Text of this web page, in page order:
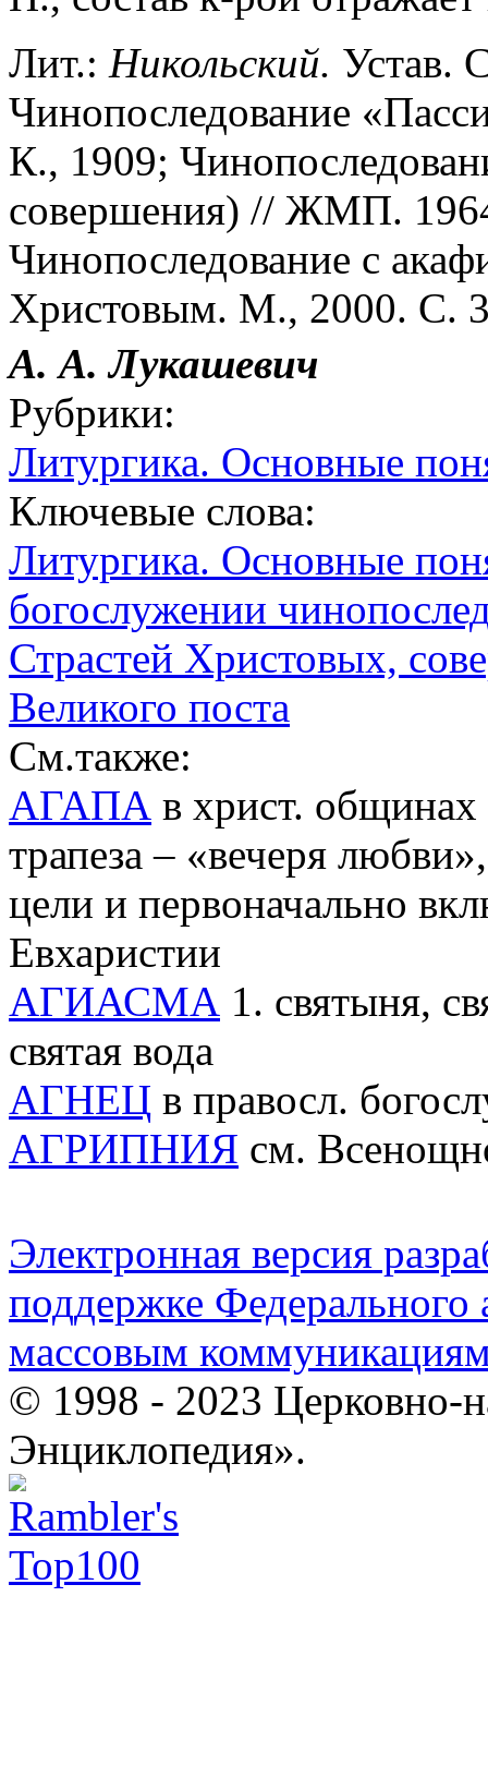
Лит.: Никольский. Устав.
Чинопоследование
К., 1909;
совершения) // ЖМП.
Чинопоследование с
Христовым. М., 2000. С.
А. А. Лукашевич
Рубрики:
Литургика. Основные
Ключевые слова:
Литургика. Основные
богослужении
Страстей Христовых,
Великого поста
См.также:
АГАПА в христ. общинах
трапеза – «вечеря
цели и первоначально
Евхаристии
АГИАСМА 1. святыня,
святая вода
АГНЕЦ в правосл.
АГРИПНИЯ см.
Электронная версия
поддержке Федерального
массовым
© 1998 - 2023 Церковно-
Энциклопедия».